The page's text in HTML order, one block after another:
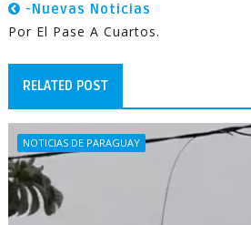
-Nuevas Noticias
Por El Pase A Cuartos.
RELATED POST
NOTICIAS DE PARAGUAY